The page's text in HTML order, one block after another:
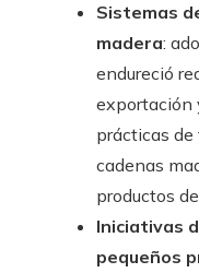
Sistemas
madera:
endureció
exportación
prácticas
cadenas
productos
Iniciativas
pequeños